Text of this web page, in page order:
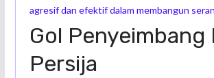
agresif dan efektif dalam membangun
Gol Penyeimbang
Persija